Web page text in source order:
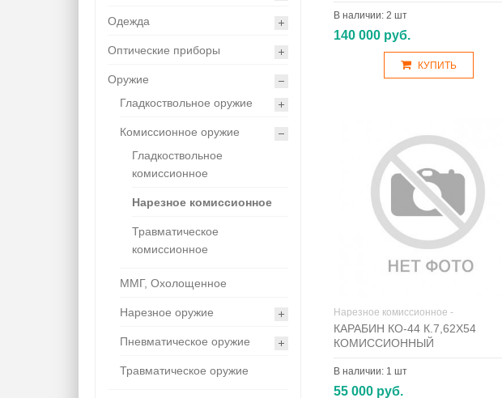
Одежда
Оптические приборы
Оружие
Гладкоствольное оружие
Комиссионное оружие
Гладкоствольное
комиссионное
Нарезное комиссионное
Травматическое
комиссионное
ММГ, Охолощенное
Нарезное оружие
Пневматическое оружие
Травматическое оружие
В наличии: 2 шт
140 000 руб.
КУПИТЬ
Нарезное комиссионное -
КАРАБИН КО-44 К.7,62Х54
КОМИССИОННЫЙ
В наличии: 1 шт
55 000 руб.